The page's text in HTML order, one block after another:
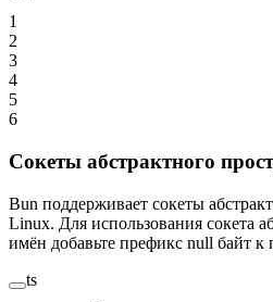
1
2
3
4
5
6
Сокеты абстрактного
Bun поддерживает сокеты
Linux. Для использования сокета
имён добавьте префикс null байт к
ts